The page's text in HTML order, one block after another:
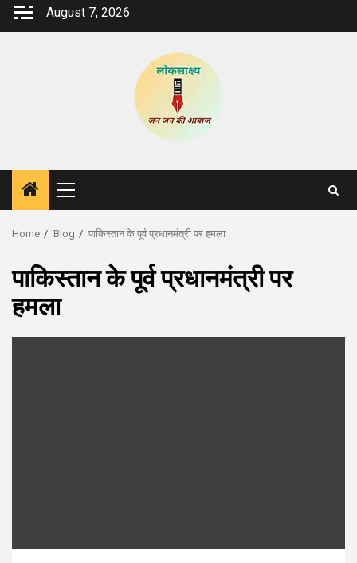
Skip
August 7, 2026
Primary
Menu
Home Blog पाकिस्तान के पूर्व प्रधानमंत्री पर हमला
पाकिस्तान के पूर्व प्रधानमंत्री पर
हमला